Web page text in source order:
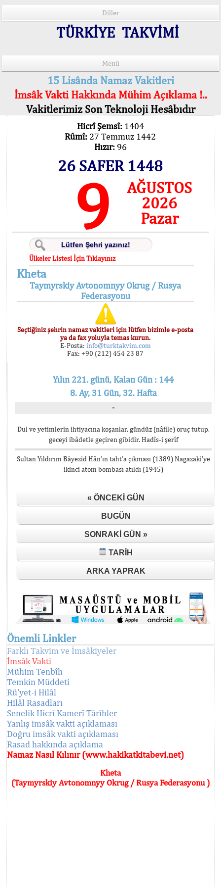
Diller
TÜRKİYE TAKVİMİ
Menü
15 Lisânda Namaz Vakitleri
İmsâk Vakti Hakkında Mühim Açıklama !..
Vakitlerimiz Son Teknoloji Hesâbıdır
Hicrî Şemsî: 1404
Rûmî: 27 Temmuz 1442
Hızır: 96
26 SAFER 1448
9
AĞUSTOS
2026
Pazar
Ülkeler Listesi İçin Tıklayınız
Kheta
Taymyrskiy Avtonomnyy Okrug / Rusya
Federasyonu
Seçtiğiniz şehrin namaz vakitleri için lütfen bizimle e-posta
ya da fax yoluyla temas kurun.
E-Posta: info@turktakvim.com
Fax: +90 (212) 454 23 87
Yılın 221. günü, Kalan Gün : 144
8. Ay, 31 Gün, 32. Hafta
-
Dul ve yetimlerin ihtiyacına koşanlar, gündüz (nâfile) oruç tutup,
geceyi ibâdetle geçiren gibidir. Hadîs-i şerîf
Sultan Yıldırım Bâyezid Hân’ın taht’a çıkması (1389) Nagazaki’ye
ikinci atom bombası atıldı (1945)
« ÖNCEKI GÜN
BUGÜN
SONRAKI GÜN »
TARIH
ARKA YAPRAK
Önemli Linkler
Farklı Takvim ve İmsâkiyeler
İmsâk Vakti
Mühim Tenbîh
Temkin Müddeti
Rü'yet-i Hilâl
Hilâl Rasadları
Senelik Hicrî Kamerî Târîhler
Yanlış imsâk vakti açıklaması
Doğru imsâk vakti açıklaması
Rasad hakkında açıklama
Namaz Nasıl Kılınır (www.hakikatkitabevi.net)
Kheta
(Taymyrskiy Avtonomnyy Okrug / Rusya Federasyonu )